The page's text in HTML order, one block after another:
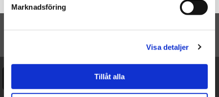
Marknadsföring
Visa detaljer
Tillåt alla
Startsidan Renen Sven från Frost (Frozen), 33cm